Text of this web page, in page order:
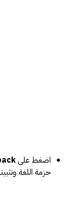
اضغط على
حزمة اللغة